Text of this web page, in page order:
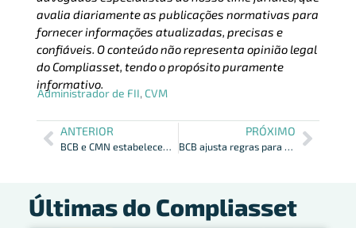
avalia diariamente as publicações normativas para
fornecer informações atualizadas, precisas e
confiáveis. O conteúdo não representa opinião legal
do Compliasset, tendo o propósito puramente
informativo.
Administrador de FII, CVM
ANTERIOR
BCB e CMN estabelecem novas regras para indicadores de liquidez
PRÓXIMO
BCB ajusta regras para cancelamento de antecipação de recebíveis
Últimas do Compliasset